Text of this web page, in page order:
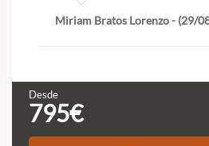
Miriam Bratos Lorenzo - (29/
Desde
795€